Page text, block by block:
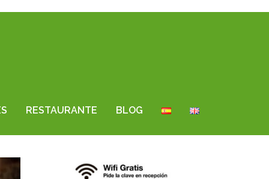
RESTAURANTE BLOG